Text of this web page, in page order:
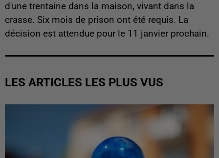
d'une trentaine dans la maison, vivant dans la
crasse. Six mois de prison ont été requis. La
décision est attendue pour le 11 janvier prochain.
LES ARTICLES LES PLUS VUS